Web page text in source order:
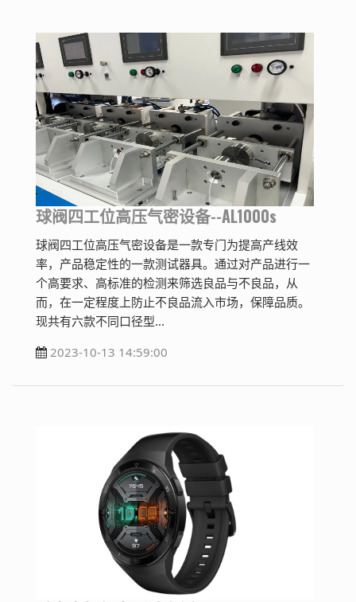
球阀四工位高压气密设备--AL1000s
球阀四工位高压气密设备是一款专门为提高产线效
率，产品稳定性的一款测试器具。通过对产品进行一
个高要求、高标准的检测来筛选良品与不良品，从
而，在一定程度上防止不良品流入市场，保障品质。
现共有六款不同口径型...
2023-10-13 14:59:00